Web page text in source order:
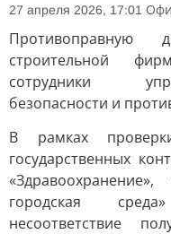
27 апреля 2026, 17:01
Противоправную
строительной
сотрудники
безопасности и
В рамках
государственных
городская
несоответствие